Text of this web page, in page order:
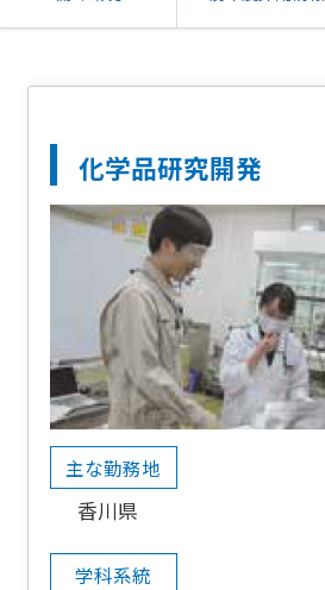
化学品研究開発
主な勤務地
香川県
学科系統